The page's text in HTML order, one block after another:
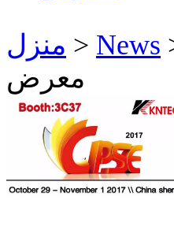
منزل > News
معرض